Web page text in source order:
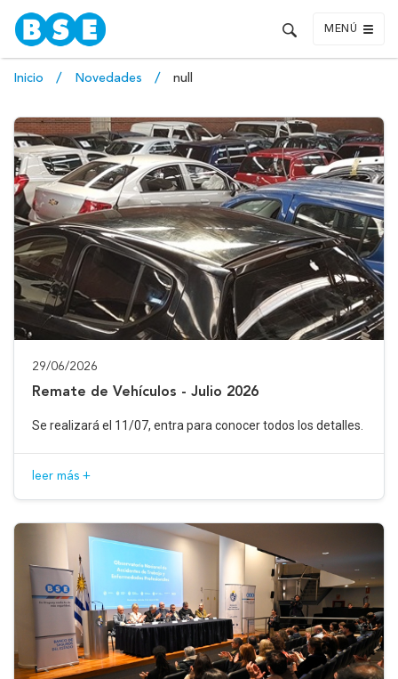
MENÚ
Inicio Novedades null
29/06/2026
Remate de Vehículos - Julio 2026
Se realizará el 11/07, entra para conocer todos los detalles.
leer más +